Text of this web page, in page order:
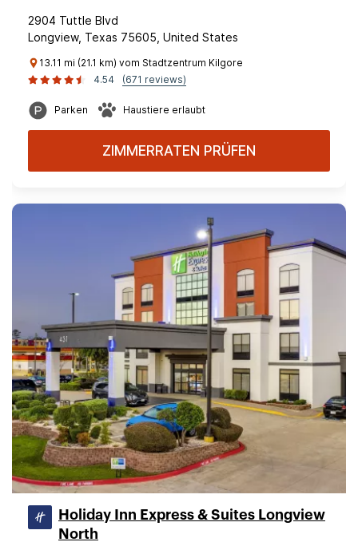
2904 Tuttle Blvd
Longview, Texas 75605, United States
13.11 mi (21.1 km) vom Stadtzentrum Kilgore
4.54
(671 reviews)
Parken Haustiere erlaubt
ZIMMERRATEN PRÜFEN
Holiday Inn Express & Suites Longview
North